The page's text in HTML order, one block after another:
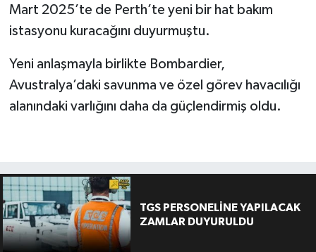
Mart 2025’te de Perth’te yeni bir hat bakım
istasyonu kuracağını duyurmuştu.
Yeni anlaşmayla birlikte Bombardier,
Avustralya’daki savunma ve özel görev havacılığı
alanındaki varlığını daha da güçlendirmiş oldu.
TGS PERSONELİNE YAPILACAK
ZAMLAR DUYURULDU